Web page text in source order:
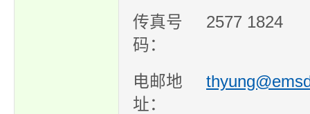
传真号
码：
2577 1824
电邮地
址：